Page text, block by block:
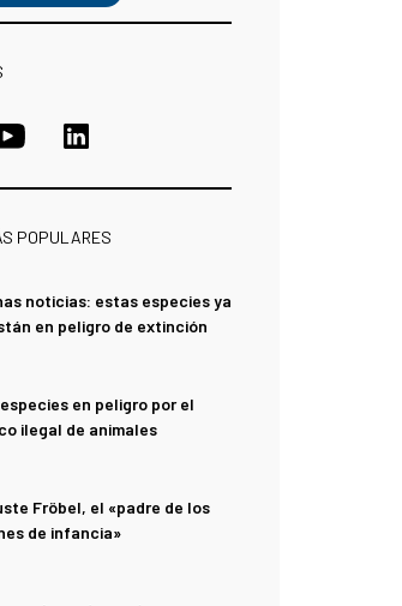
POPULARES
noticias: estas especies ya
en peligro de extinción
en peligro por el
ilegal de animales
Fröbel, el «padre de los
de infancia»